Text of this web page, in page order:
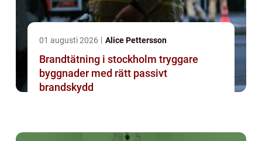
01 augusti 2026 Alice Pettersson
Brandtätning i stockholm tryggare
byggnader med rätt passivt
brandskydd